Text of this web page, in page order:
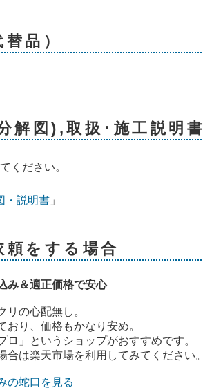
品）
解図),取扱･施工説明書
ください。
・説明書 」
頼をする場合
み＆適正価格で安心
リの心配無し。
おり、価格もかなり安め。
ロ」というショップがおすすめです。
合は楽天市場を利用してみてください。
の蛇口を見る